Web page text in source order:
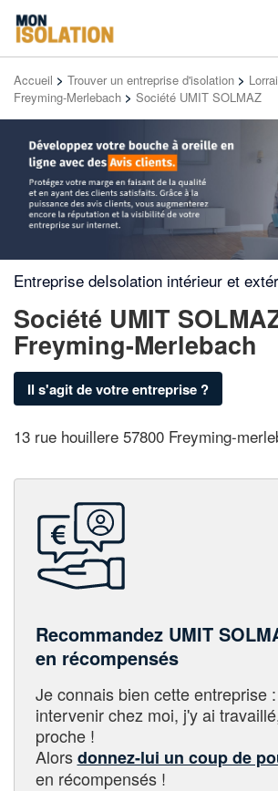
Accueil > Trouver un entreprise d'isolation >
Freyming-Merlebach > Société UMIT SOLMAZ
Entreprise deIsolation intérieur et
Société UMIT
Freyming-Merlebach
Il s'agit de votre entreprise ?
13 rue houillere 57800 Freyming-
Recommandez UMIT
en récompensés
Je connais bien cette entreprise
intervenir chez moi, j'y ai
proche !
Alorsdonnez-lui un coup de
en récompensés !